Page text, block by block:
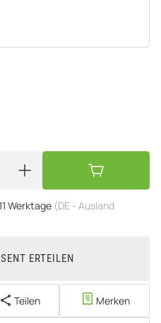
Werktage (DE - Ausland
ERTEILEN
Teilen Merken